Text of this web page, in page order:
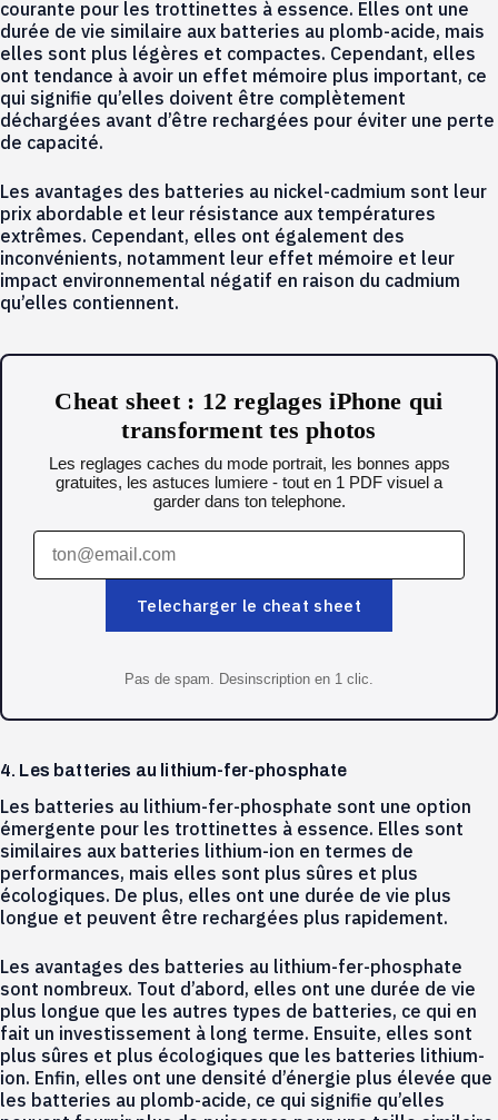
courante pour les trottinettes à essence. Elles ont une
durée de vie similaire aux batteries au plomb-acide, mais
elles sont plus légères et compactes. Cependant, elles
ont tendance à avoir un effet mémoire plus important, ce
qui signifie qu’elles doivent être complètement
déchargées avant d’être rechargées pour éviter une perte
de capacité.
Les avantages des batteries au nickel-cadmium sont leur
prix abordable et leur résistance aux températures
extrêmes. Cependant, elles ont également des
inconvénients, notamment leur effet mémoire et leur
impact environnemental négatif en raison du cadmium
qu’elles contiennent.
Cheat sheet : 12 reglages iPhone qui
transforment tes photos
Les reglages caches du mode portrait, les bonnes apps
gratuites, les astuces lumiere - tout en 1 PDF visuel a
garder dans ton telephone.
Telecharger le cheat sheet
Pas de spam. Desinscription en 1 clic.
4. Les batteries au lithium-fer-phosphate
Les batteries au lithium-fer-phosphate sont une option
émergente pour les trottinettes à essence. Elles sont
similaires aux batteries lithium-ion en termes de
performances, mais elles sont plus sûres et plus
écologiques. De plus, elles ont une durée de vie plus
longue et peuvent être rechargées plus rapidement.
Les avantages des batteries au lithium-fer-phosphate
sont nombreux. Tout d’abord, elles ont une durée de vie
plus longue que les autres types de batteries, ce qui en
fait un investissement à long terme. Ensuite, elles sont
plus sûres et plus écologiques que les batteries lithium-
ion. Enfin, elles ont une densité d’énergie plus élevée que
les batteries au plomb-acide, ce qui signifie qu’elles